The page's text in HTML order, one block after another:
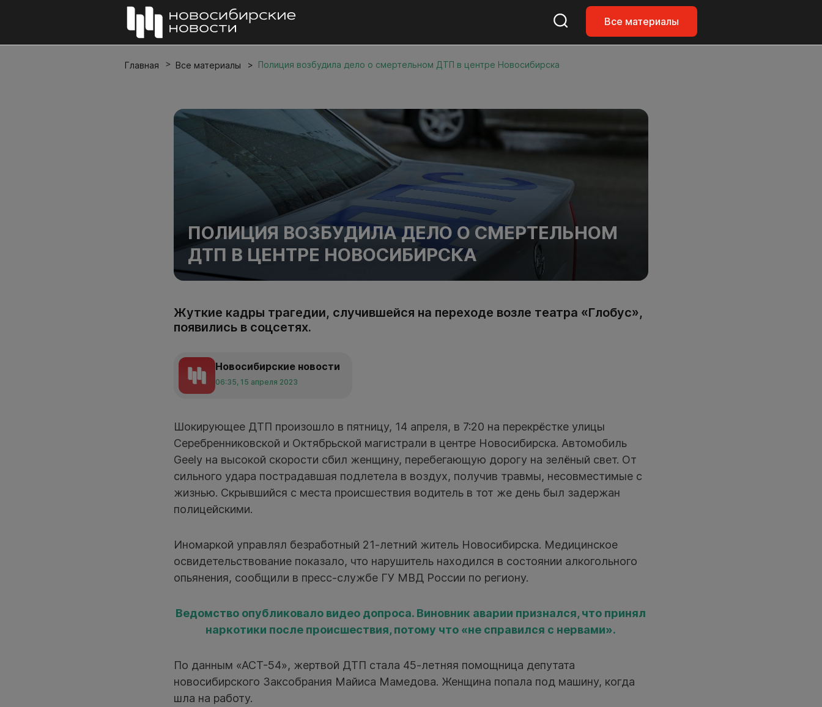
Все материалы
Главная Все материалы Полиция возбудила дело о смертельном ДТП в центре Новосибирска
ПОЛИЦИЯ ВОЗБУДИЛА ДЕЛО О СМЕРТЕЛЬНОМ
ДТП В ЦЕНТРЕ НОВОСИБИРСКА
Жуткие кадры трагедии, случившейся на переходе возле театра «Глобус»,
появились в соцсетях.
Новосибирские новости
06:35, 15 апреля 2023
Шокирующее ДТП произошло в пятницу, 14 апреля, в 7:20 на перекрёстке улицы
Серебренниковской и Октябрьской магистрали в центре Новосибирска. Автомобиль
Geely на высокой скорости сбил женщину, перебегающую дорогу на зелёный свет. От
сильного удара пострадавшая подлетела в воздух, получив травмы, несовместимые с
жизнью. Скрывшийся с места происшествия водитель в тот же день был задержан
полицейскими.
Иномаркой управлял безработный 21-летний житель Новосибирска. Медицинское
освидетельствование показало, что нарушитель находился в состоянии алкогольного
опьянения, сообщили в пресс-службе ГУ МВД России по региону.
Ведомство опубликовало видео допроса. Виновник аварии признался, что принял
наркотики после происшествия, потому что «не справился с нервами».
По данным «АСТ-54», жертвой ДТП стала 45-летняя помощница депутата
новосибирского Заксобрания Майиса Мамедова. Женщина попала под машину, когда
шла на работу.